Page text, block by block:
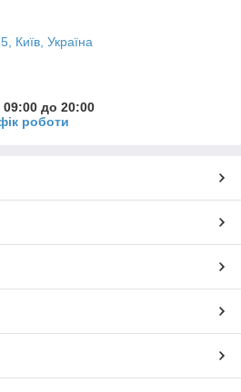
Київ, Україна
до 20:00
роботи